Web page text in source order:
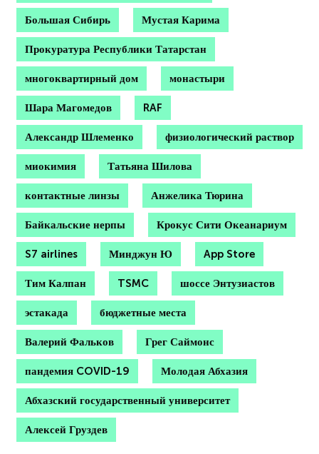
Большая Сибирь Мустая Карима
Прокуратура Республики Татарстан
многоквартирный дом монастыри
Шара Магомедов RAF
Александр Шлеменко физиологический раствор
миокимия Татьяна Шилова
контактные линзы Анжелика Тюрина
Байкальские нерпы Крокус Сити Океанариум
S7 airlines Минджун Ю App Store
Тим Калпан TSMC шоссе Энтузиастов
эстакада бюджетные места
Валерий Фальков Грег Саймонс
пандемия COVID-19 Молодая Абхазия
Абхазский государственный университет
Алексей Груздев